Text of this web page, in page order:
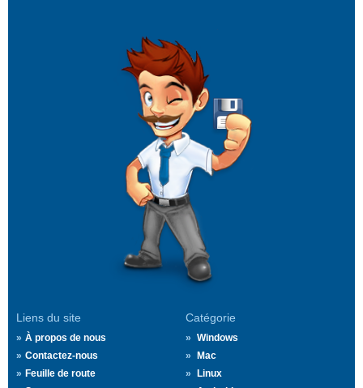
Liens du site
À propos de nous
Contactez-nous
Feuille de route
Catégorie
Windows
Mac
Linux